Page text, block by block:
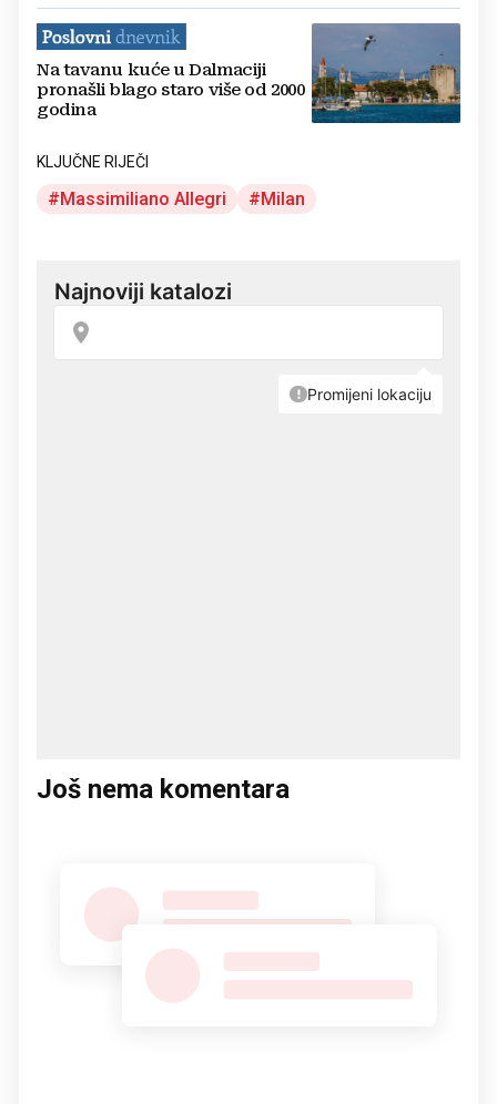
Na tavanu kuće u Dalmaciji
pronašli blago staro više od 2000
godina
KLJUČNE RIJEČI
Massimiliano Allegri Milan
Još nema komentara